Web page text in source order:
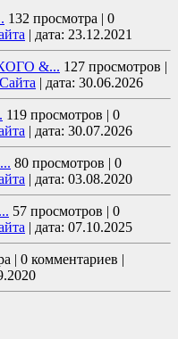
132 просмотра | 0
| дата: 23.12.2021
&... 127 просмотров |
| дата: 30.06.2026
119 просмотров | 0
| дата: 30.07.2026
80 просмотров | 0
| дата: 03.08.2020
57 просмотров | 0
| дата: 07.10.2025
| 0 комментариев |